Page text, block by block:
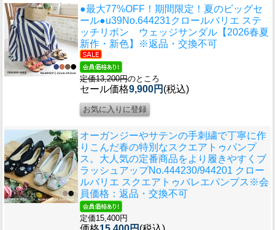
●最大77%OFF！期間限定！夏のビッグセ
ール●u39No.644231クロールバリエ ステ
ッチリボン ウェッジサンダル【2026春夏
新作・新色】※返品・交換不可
定価13,200円のところ
セール価格9,900円 (税込)
オーガンジーやサテンの手刺繍で丁寧に作
りこんだ春の特別なスクエアトゥパンプ
ス。大人気の定番商品をより履きやすくブ
ラッシュアップNo.444230/944201 クロー
ルバリエ スクエアトゥバレエパンプス※会
員価格：返品・交換不可
定価15,400円